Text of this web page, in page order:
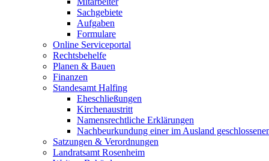
Sachgebiete
Aufgaben
Formulare
Online Serviceportal
Rechtsbehelfe
Planen & Bauen
Finanzen
Standesamt Halfing
Eheschließungen
Kirchenaustritt
Namensrechtliche Erklärungen
Nachbeurkundung einer im Ausland
Satzungen & Verordnungen
Landratsamt Rosenheim